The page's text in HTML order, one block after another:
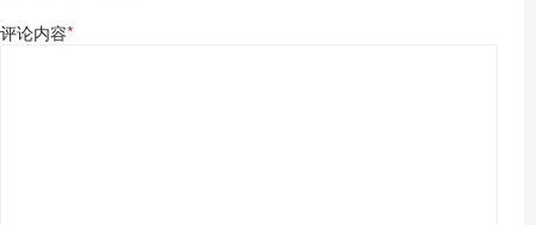
评论内容*